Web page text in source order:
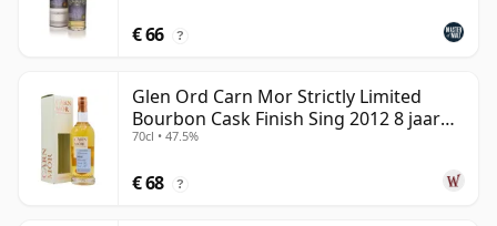
€ 66 ?
Glen Ord Carn Mor Strictly Limited
Bourbon Cask Finish Sing 2012 8 jaar
oud
70cl • 47.5%
€ 68 ?